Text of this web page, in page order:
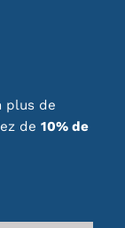
plus de
de 10% de